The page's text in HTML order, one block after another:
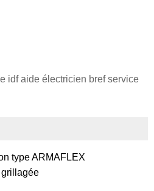
idf aide électricien bref service
type ARMAFLEX